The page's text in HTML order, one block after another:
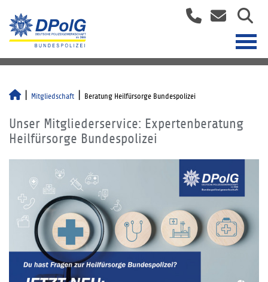
Mitgliedschaft Beratung Heilfürsorge Bundespolizei
Unser Mitgliederservice: Expertenberatung
Heilfürsorge Bundespolizei